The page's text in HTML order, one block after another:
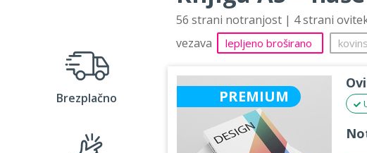
Brezplačno
56 strani notranjost | 4 strani
vezava
lepljeno broširano
PREMIUM